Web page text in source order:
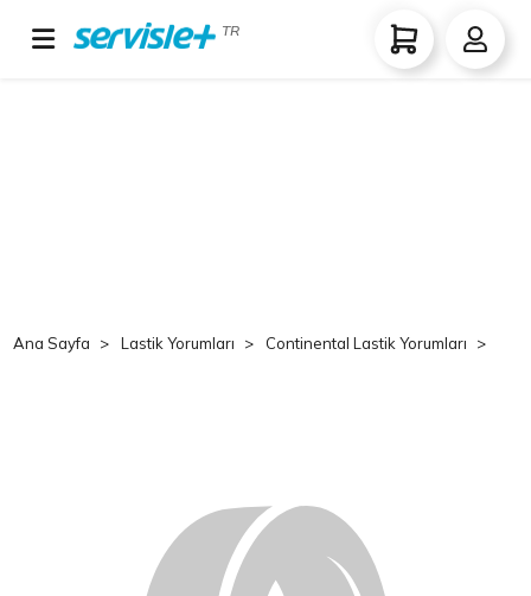
TR
Ana Sayfa Lastik Yorumları Continental Lastik Yorumları